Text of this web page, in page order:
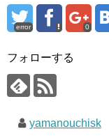
error 0
フォローする
yamanouchisk